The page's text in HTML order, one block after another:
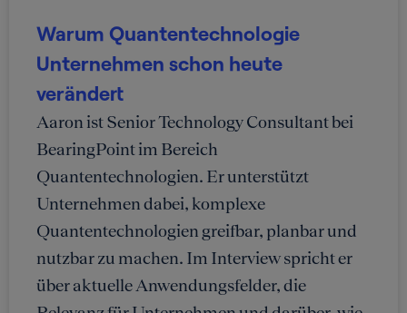
Warum Quantentechnologie
Unternehmen schon heute
verändert
Aaron ist Senior Technology Consultant bei
BearingPoint im Bereich
Quantentechnologien. Er unterstützt
Unternehmen dabei, komplexe
Quantentechnologien greifbar, planbar und
nutzbar zu machen. Im Interview spricht er
über aktuelle Anwendungsfelder, die